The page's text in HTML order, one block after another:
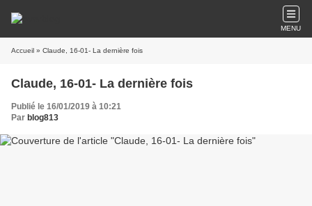
MENU
Accueil » Claude, 16-01- La dernière fois
Claude, 16-01- La dernière fois
Publié le 16/01/2019 à 10:21
Par blog813